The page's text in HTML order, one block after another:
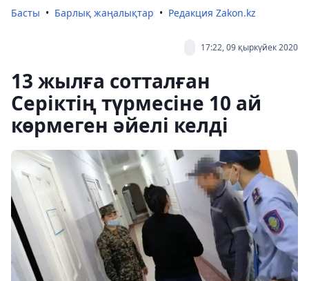
Басты Барлық жаңалықтар Редакция Zakon.kz
17:22, 09 қыркүйек 2020
13 жылға сотталған
Серіктің түрмесіне 10 ай
көрмеген әйелі келді